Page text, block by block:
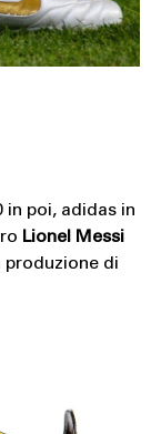
in poi, adidas in
Lionel Messi
di